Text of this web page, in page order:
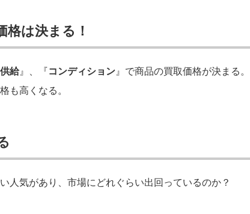
は決まる！
給』、『コンディション』で商品の買取価格が決まる。
も高くなる。
人気があり、市場にどれぐらい出回っているのか？